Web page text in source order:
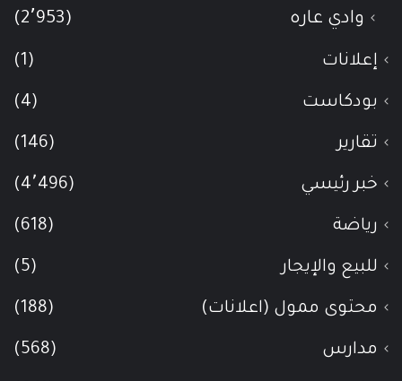
وادي عاره (2٬953)
إعلانات (1)
بودكاست (4)
تقارير (146)
خبر رئيسي (4٬496)
رياضة (618)
للبيع والإيجار (5)
محتوى ممول (اعلانات) (188)
مدارس (568)